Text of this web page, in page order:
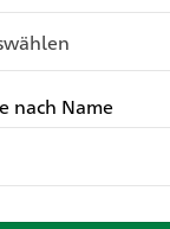
nach Name